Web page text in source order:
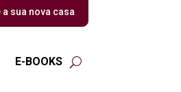
a sua nova casa
E-BOOKS